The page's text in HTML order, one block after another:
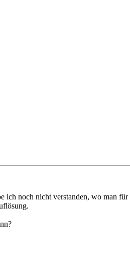
ich noch nicht verstanden, wo man